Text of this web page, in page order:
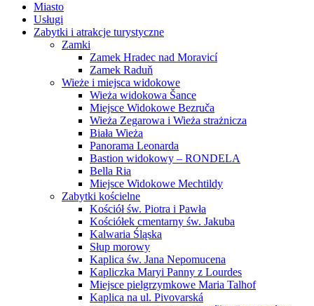
Miasto
Usługi
Zabytki i atrakcje turystyczne
Zamki
Zamek Hradec nad Moravicí
Zamek Raduň
Wieże i miejsca widokowe
Wieża widokowa Šance
Miejsce Widokowe Bezruča
Wieża Zegarowa i Wieża strażnicza
Biała Wieża
Panorama Leonarda
Bastion widokowy – RONDELA
Bella Ria
Miejsce Widokowe Mechtildy
Zabytki kościelne
Kościół św. Piotra i Pawła
Kościółek cmentarny św. Jakuba
Kalwaria Śląska
Słup morowy
Kaplica św. Jana Nepomucena
Kapliczka Maryi Panny z Lourdes
Miejsce pielgrzymkowe Maria Talhof
Kaplica na ul. Pivovarská